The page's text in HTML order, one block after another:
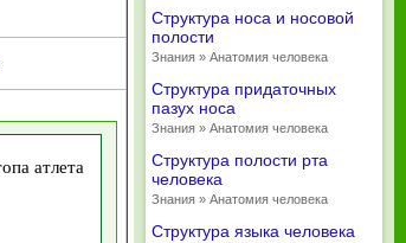
Структура носа и носовой
полости
Знания » Анатомия человека
Структура придаточных
пазух носа
Знания » Анатомия человека
Структура полости рта
человека
Знания » Анатомия человека
Структура языка человека